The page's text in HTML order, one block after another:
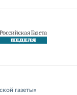
газеты»